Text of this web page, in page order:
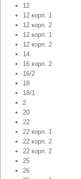
12
12 корп. 1
12 корп. 2
12 корп. 1
12 корп. 2
14
16 корп. 2
16/2
18
18/1
2
20
22
22 корп. 1
22 корп. 2
22 корп. 2
25
26